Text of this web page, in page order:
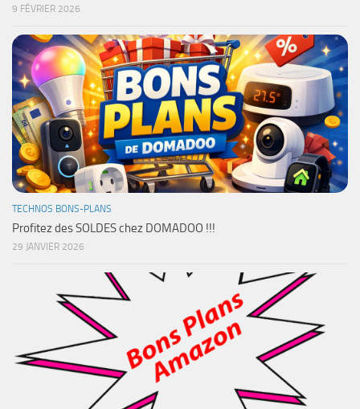
9 FÉVRIER 2026
TECHNOS BONS-PLANS
Profitez des SOLDES chez DOMADOO !!!
29 JANVIER 2026